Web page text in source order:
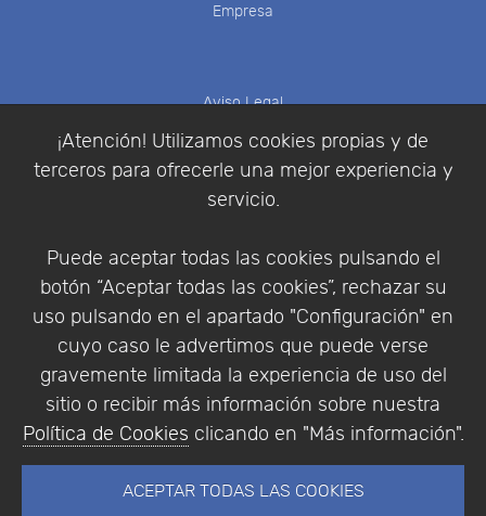
¡Atención! Utilizamos cookies propias y de
terceros para ofrecerle una mejor experiencia y
servicio.
Puede aceptar todas las cookies pulsando el
botón “Aceptar todas las cookies”, rechazar su
uso pulsando en el apartado "Configuración" en
cuyo caso le advertimos que puede verse
gravemente limitada la experiencia de uso del
sitio o recibir más información sobre nuestra
Política de Cookies clicando en "Más información".
ACEPTAR TODAS LAS COOKIES
Empresa
Aviso Legal
Condiciones de compra
Identificarse
Empresa|Aviso Legal| Política de Privacidad |
Política de Cookies
© Copyright 1994 - 2026. Addlink Software
Científico, S.L.
Portugal.